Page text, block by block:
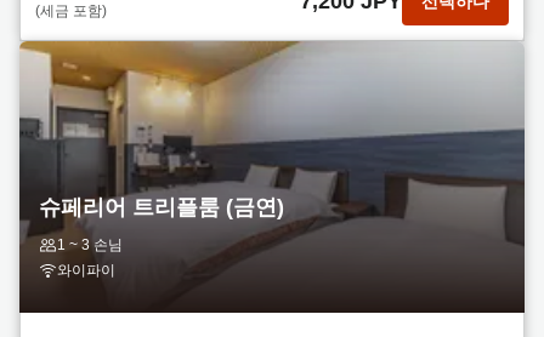
(세금 포함)
슈페리어 트리플룸 (금연)
1 ~ 3 손님
와이파이